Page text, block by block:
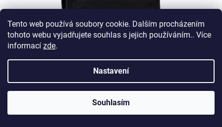
Tento web používá soubory cookie. Dalším procházením
tohoto webu vyjadřujete souhlas s jejich používáním.. Více
informací zde.
Nastavení
Souhlasím
u
k
t
ů
Batoh Southwest Bound Wizzair-Ryanair
hodnocení